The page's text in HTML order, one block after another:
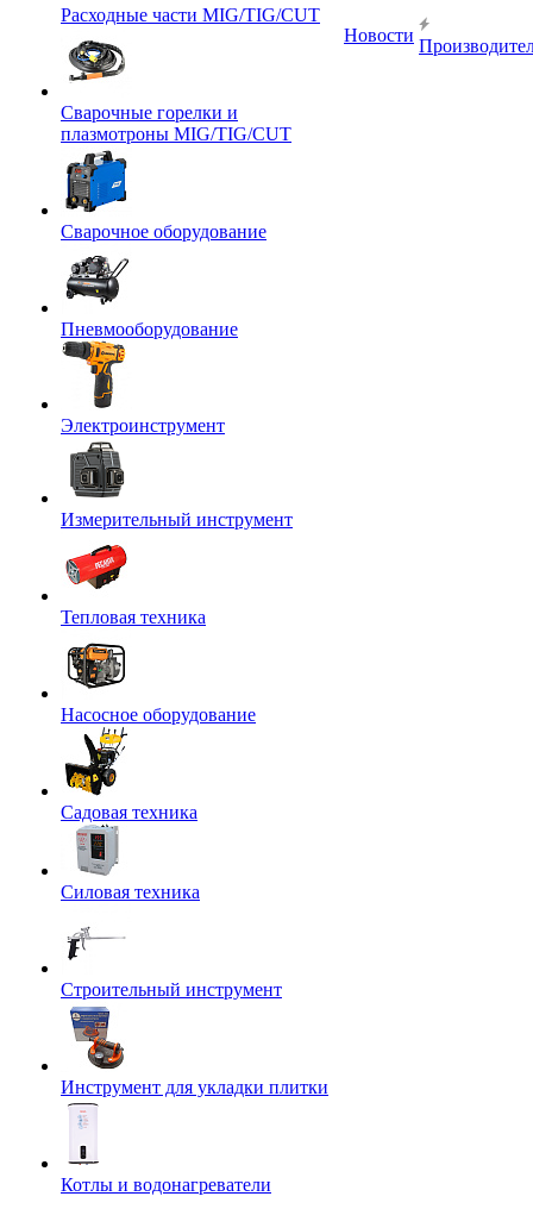
Расходные части MIG/TIG/CUT
Сварочные горелки и
плазмотроны MIG/TIG/CUT
Сварочное оборудование
Пневмооборудование
Электроинструмент
Измерительный инструмент
Тепловая техника
Насосное оборудование
Садовая техника
Силовая техника
Строительный инструмент
Инструмент для укладки плитки
Котлы и водонагреватели
Новости